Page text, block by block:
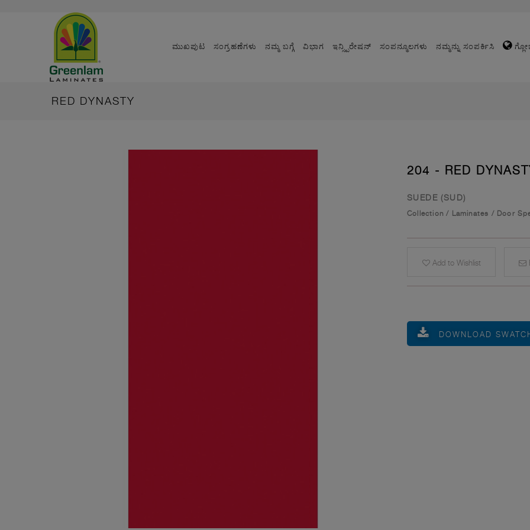
ಮುಖಪುಟ ಸಂಗ್ರಹಣೆಗಳು ನಮ್ಮ ಬಗ್ಗೆ ವಿಭಾಗ ಇನ್ಸ್ಪಿರೇಷನ್ ಸಂಪನ್ಮೂಲಗಳು ನಮ್ಮನ್ನು ಸಂಪರ್ಕಿಸಿ
RED DYNASTY
204 - RED
SUEDE (SUD)
Collection / Laminates / Door
Add to Wishlist
DOWNLOAD